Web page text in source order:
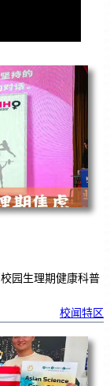
校园生理期健康科普
校闻特区